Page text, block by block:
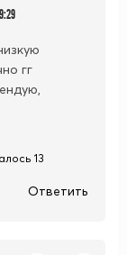
гг
13
Ответить